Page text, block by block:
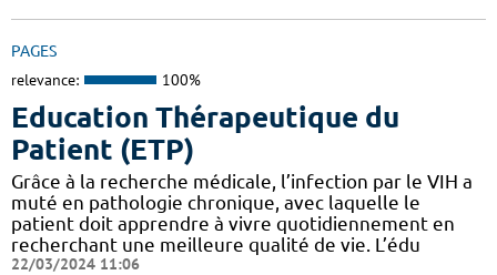
PAGES
relevance: 100%
Education Thérapeutique du
Patient (ETP)
Grâce à la recherche médicale, l’infection par le VIH a
muté en pathologie chronique, avec laquelle le
patient doit apprendre à vivre quotidiennement en
recherchant une meilleure qualité de vie. L’édu
22/03/2024 11:06